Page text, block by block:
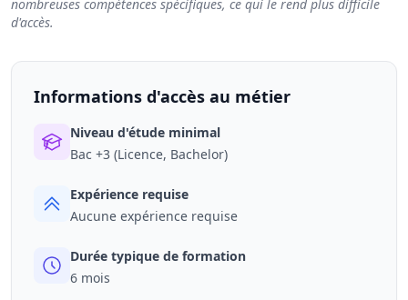
nombreuses compétences spécifiques, ce qui le rend plus difficile
d'accès.
Informations d'accès au métier
Niveau d'étude minimal
Bac +3 (Licence, Bachelor)
Expérience requise
Aucune expérience requise
Durée typique de formation
6 mois